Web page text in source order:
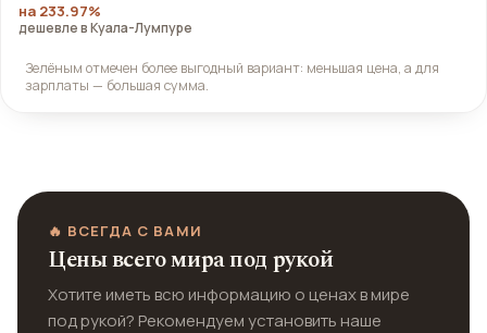
на 233.97%
дешевле в Куала-Лумпуре
Зелёным отмечен более выгодный вариант: меньшая цена, а для
зарплаты — большая сумма.
🔥 ВСЕГДА С ВАМИ
Цены всего мира под рукой
Хотите иметь всю информацию о ценах в мире
под рукой? Рекомендуем установить наше